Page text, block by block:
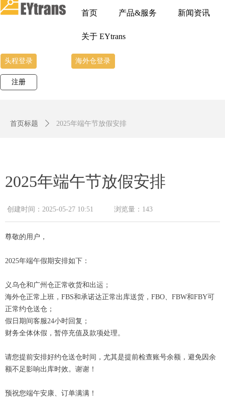
首页 产品&服务 新闻资讯
关于 EYtrans
海外仓登录
注册
头程登录
2025年端午节放假安排
尊敬的用户，
2025年端午假期安排如下：
义乌仓和广州仓正常收货和出运；
海外仓正常上班，FBS和承诺达正常出库送货，FBO、FBW和FBY可
正常约仓送仓；
假日期间客服24小时回复；
财务全体休假，暂停充值及款项处理。
请您提前安排好约仓送仓时间，尤其是提前检查账号余额，避免因余
额不足影响出库时效。谢谢！
预祝您端午安康、订单满满！
创建时间： 2025-05-27 10:51 浏览量： 143
首页标题 ꄲ 2025年端午节放假安排